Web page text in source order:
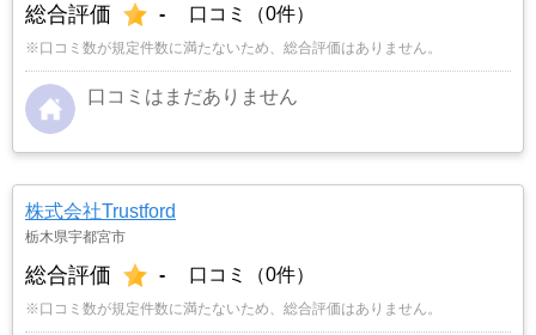
総合評価 - 口コミ（0件）
※口コミ数が規定件数に満たないため、総合評価はありません。
口コミはまだありません
株式会社Trustford
栃木県宇都宮市
総合評価 - 口コミ（0件）
※口コミ数が規定件数に満たないため、総合評価はありません。